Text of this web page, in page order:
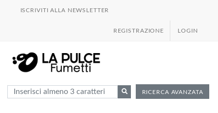
ISCRIVITI ALLA NEWSLETTER
REGISTRAZIONE LOGIN
RICERCA AVANZATA